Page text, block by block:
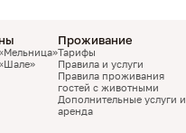
Проживание
Тарифы
Правила и услуги
Правила проживания
гостей с животными
Дополнительные услуги и
аренда